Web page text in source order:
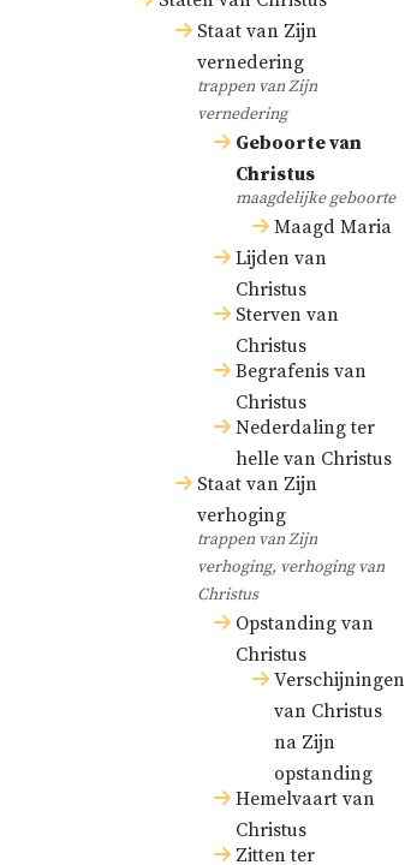
Staat van Zijn
vernedering
trappen van Zijn
vernedering
Geboorte van
Christus
maagdelijke geboorte
Maagd Maria
Lijden van
Christus
Sterven van
Christus
Begrafenis van
Christus
Nederdaling ter
helle van Christus
Staat van Zijn
verhoging
trappen van Zijn
verhoging, verhoging van
Christus
Opstanding van
Christus
Verschijningen
van Christus
na Zijn
opstanding
Hemelvaart van
Christus
Zitten ter